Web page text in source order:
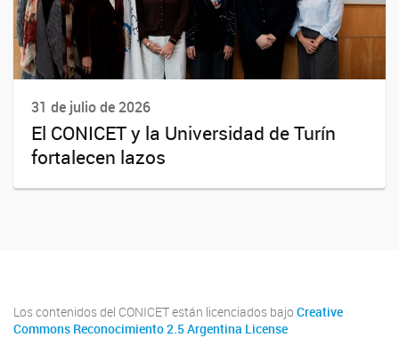
31 de julio de 2026
El CONICET y la Universidad de Turín
fortalecen lazos
Los contenidos del CONICET están licenciados bajo Creative
Commons Reconocimiento 2.5 Argentina License